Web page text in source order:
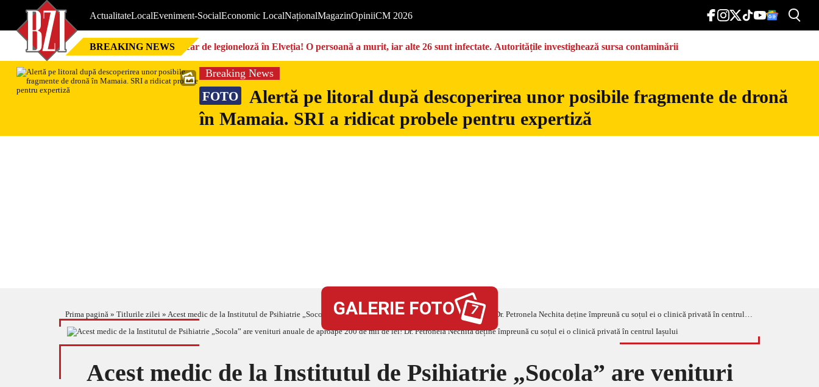
ActualitateLocalEveniment-SocialEconomic LocalNaționalMagazinOpiniiCM 2026
BREAKING NEWS Focar de legioneloză în Elveția! O persoană a murit, iar alte 26 sunt infectate. Autoritățile investighează sursa contaminării
Breaking News
FOTO
Alertă pe litoral după descoperirea unor posibile fragmente de dronă
în Mamaia. SRI a ridicat probele pentru expertiză
Prima pagină » Titlurile zilei » Acest medic de la Institutul de Psihiatrie „Socola” are venituri anuale de aproape 200 de mii de lei! Dr. Petronela Nechita deține împreună cu soțul ei o clinică privată în centrul Iașului
GALERIE FOTO 7
Acest medic de la Institutul de Psihiatrie „Socola” are venituri